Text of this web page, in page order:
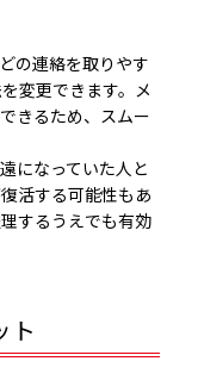
の連絡を取りやす
変更できます。メ
きるため、スムー
になっていた人と
活する可能性もあ
するうえでも有効
ト